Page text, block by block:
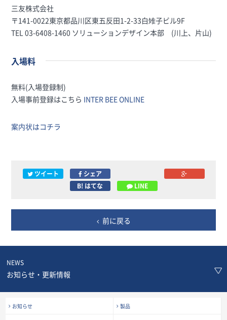
三友株式会社
〒141-0022東京都品川区東五反田1-2-33白雉子ビル9F
TEL 03-6408-1460 ソリューションデザイン本部 (川上、片山)
入場料
無料(入場登録制)
入場事前登録はこちら INTER BEE ONLINE
案内状はコチラ
ツイート
シェア
B! はてな
LINE
前に戻る
NEWS
お知らせ・更新情報
お知らせ 製品